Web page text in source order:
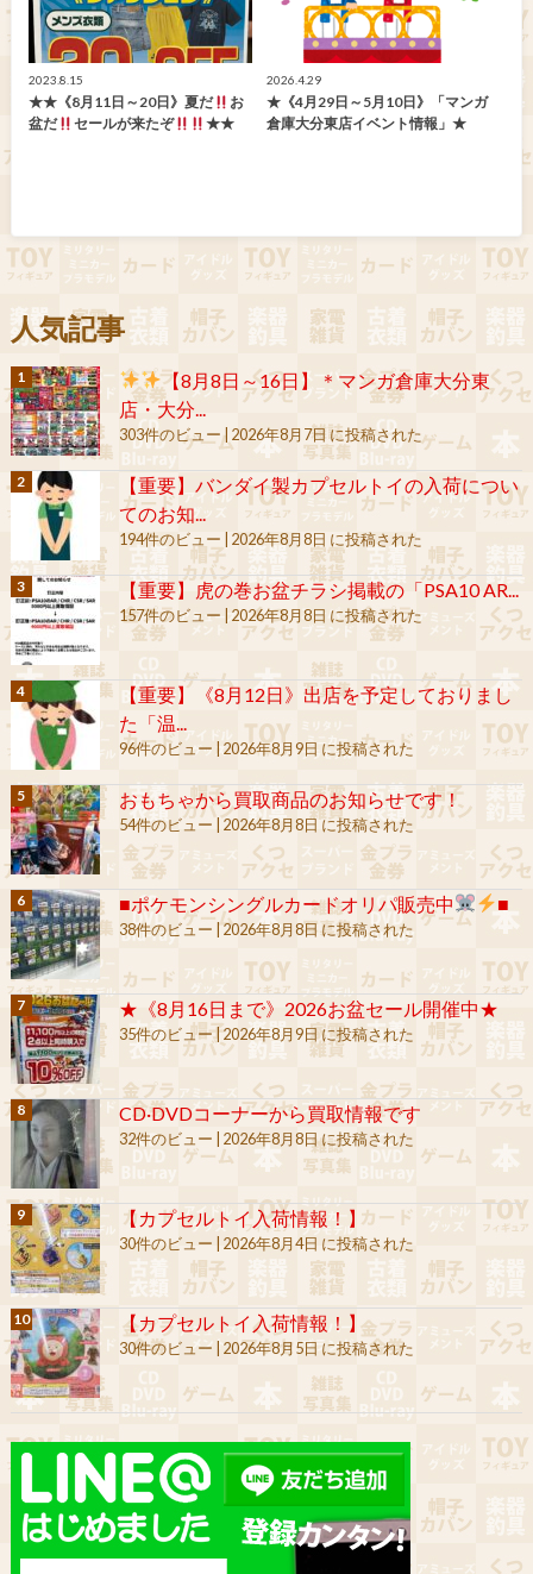
2023.8.15
★★《8月11日～20日》夏だ
お
盆だ
セールが来たぞ ★★
2026.4.29
★《4月29日～5月10日》「マンガ
倉庫大分東店イベント情報」★
人気記事
【8月8日～16日】＊マンガ倉庫大分東
店・大分...
303件のビュー| 2026年8月7日 に投稿された
【重要】バンダイ製カプセルトイの入荷につい
てのお知...
194件のビュー 2026年8月8日 に投稿された
【重要】虎の巻お盆チラシ掲載の「PSA10 AR...
157件のビュー 2026年8月8日 に投稿された
【重要】《8月12日》出店を予定しておりまし
た「温...
96件のビュー |2026年8月9日 に投稿された
おもちゃから買取商品のお知らせです！
54件のビュー 2026年8月8日 に投稿された
■ポケモンシングルカードオリパ販売中 ■
38件のビュー |2026年8月8日 に投稿された
★《8月16日まで》2026お盆セール開催中★
35件のビュー|2026年8月9日 に投稿された
CD·DVDコーナーから買取情報です
32件のビュー 2026年8月8日 に投稿された
【カプセルトイ入荷情報！】
30件のビュー 2026年8月4日 に投稿された
【カプセルトイ入荷情報！】
30件のビュー 2026年8月5日 に投稿された